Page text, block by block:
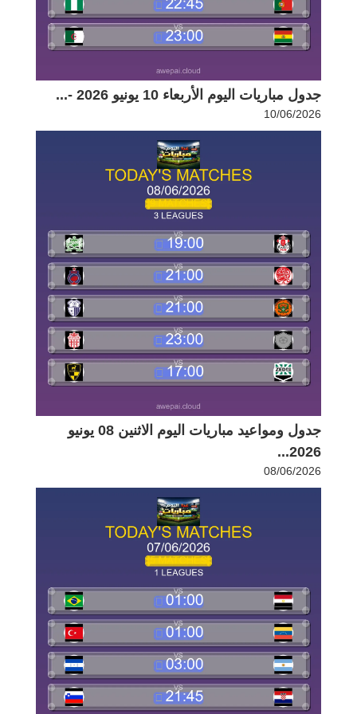
جدول مباريات اليوم الأربعاء 10 يونيو 2026 -...
10/06/2026
جدول ومواعيد مباريات اليوم الاثنين 08 يونيو
2026...
08/06/2026